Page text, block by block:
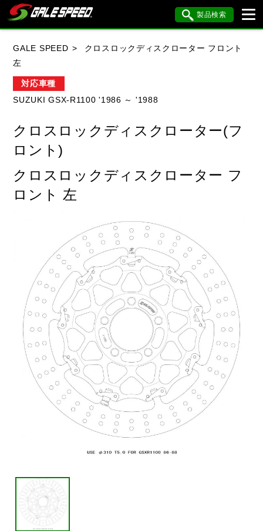
製品検索
HONDA YAMAHA SUZUKI
KAWASAKI BMW DUCATI
HARLEY DAVIDSON
GALE SPEED
クロスロックディスクローター フロント
左
対応車種
SUZUKI GSX-R1100 '1986 ～ '1988
クロスロックディスクローター(フ
ロント)
クロスロックディスクローター フ
ロント 左